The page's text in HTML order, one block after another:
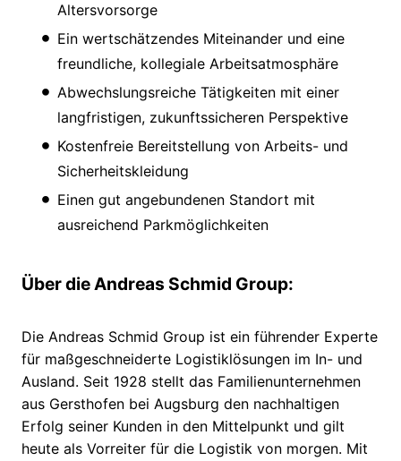
Altersvorsorge
Ein wertschätzendes Miteinander und eine
freundliche, kollegiale Arbeitsatmosphäre
Abwechslungsreiche Tätigkeiten mit einer
langfristigen, zukunftssicheren Perspektive
Kostenfreie Bereitstellung von Arbeits- und
Sicherheitskleidung
Einen gut angebundenen Standort mit
ausreichend Parkmöglichkeiten
Über die Andreas Schmid Group:
Die Andreas Schmid Group ist ein führender Experte
für maßgeschneiderte Logistiklösungen im In- und
Ausland. Seit 1928 stellt das Familienunternehmen
aus Gersthofen bei Augsburg den nachhaltigen
Erfolg seiner Kunden in den Mittelpunkt und gilt
heute als Vorreiter für die Logistik von morgen. Mit